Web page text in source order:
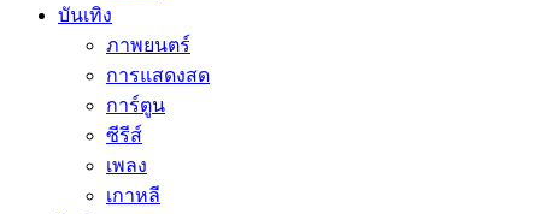
บันเทิง
ภาพยนตร์
การแสดงสด
การ์ตูน
ซีรีส์
เพลง
เกาหลี